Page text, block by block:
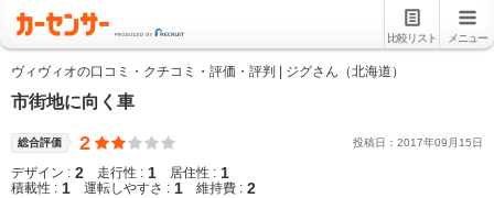
比較リスト メニュー
ヴィヴィオの口コミ・クチコミ・評価・評判 | ジグさん（北海道）
市街地に向く車
総合評価 2 投稿日： 2017年09 月 15日
デザイン : 2 走行性 : 1 居住性 : 1
積載性 : 1 運転しやすさ : 1 維持費 : 2